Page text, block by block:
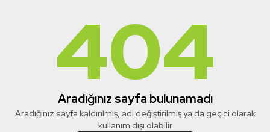
404
Aradığınız sayfa bulunamadı
Aradığınız sayfa kaldırılmış, adı değiştirilmiş ya da geçici olarak
kullanım dışı olabilir